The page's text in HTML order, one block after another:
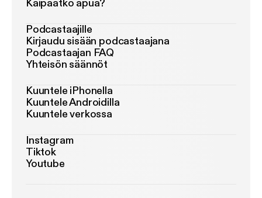
Kaipaatko apua?
Podcastaajille
Kirjaudu sisään podcastaajana
Podcastaajan FAQ
Yhteisön säännöt
Kuuntele iPhonella
Kuuntele Androidilla
Kuuntele verkossa
Instagram
Tiktok
Youtube